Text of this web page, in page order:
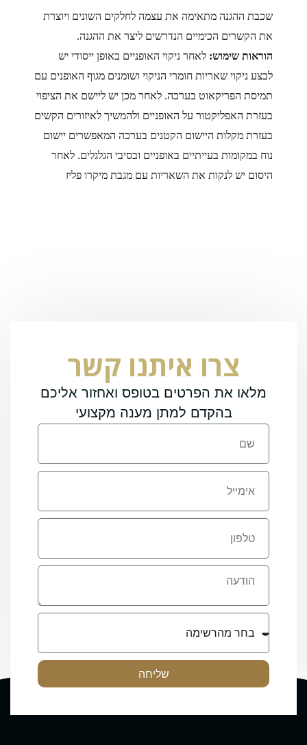
שכבת ההגנה מתאימה את עצמה לחלקים השונים ויוצרת
את הקשרים הכימיים הנדרשים ליצר את ההגנה.
הוראות שימוש: לאחר ניקוי האופניים באופן ייסודי יש
לבצע ניקוי שאריות חומרי הניקוי ושומנים מגוף האופנים עם
תמיסת הפריקאוט בערכה. לאחר מכן יש ליישם את הציפוי
בעזרת האפליקטור על האופניים ולהמשיך לאיזורים הקשים
בעזרת מקלות היישום הקטנים בערכה המאפשרים יישום
נוח במקומות בעייתיים באופניים ובסיבי הגלגלים. לאחר
היסום יש לנקות את השאריות עם מגבת מיקרו פליז
צרו איתנו קשר
מלאו את הפרטים בטופס ואחזור אליכם
בהקדם למתן מענה מקצועי
שליחה